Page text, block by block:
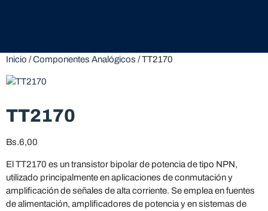
Inicio /Componentes Analógicos / TT2170
TT2170
Bs.6,00
El TT2170 es un transistor bipolar de potencia de tipo NPN,
utilizado principalmente en aplicaciones de conmutación y
amplificación de señales de alta corriente. Se emplea en fuentes
de alimentación, amplificadores de potencia y en sistemas de